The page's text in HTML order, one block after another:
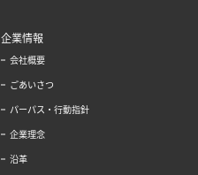
企業情報
会社概要
ごあいさつ
パーパス・行動指針
企業理念
沿革